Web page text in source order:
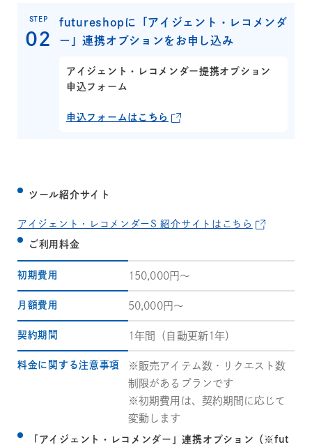
STEP
futureshopに「アイジェント・レコメンダ
ー」連携オプションをお申し込み
アイジェント・レコメンダー提携オプション
申込フォーム
申込フォームはこちら
ツール紹介サイト
アイジェント・レコメンダーS 紹介サイトはこちら
ご利用料金
初期費用 150,000円～
月額費用 50,000円～
契約期間 1年間（自動更新1年）
料金に関する注意事項
※販売アイテム数・リクエスト数
制限があるプランです
※初期費用は、契約期間に応じて
変動します
「アイジェント・レコメンダー」連携オプション（※fut